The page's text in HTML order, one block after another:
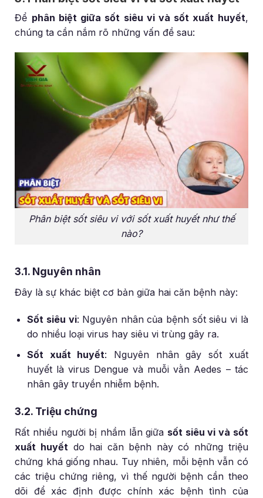
Để phân biệt giữa sốt siêu vi và sốt xuất huyết,
chúng ta cần nắm rõ những vấn đề sau:
Phân biệt sốt siêu vi với sốt xuất huyết như thế
nào?
3.1. Nguyên nhân
Đây là sự khác biệt cơ bản giữa hai căn bệnh này:
Sốt siêu vi: Nguyên nhân của bệnh sốt siêu vi là
do nhiều loại virus hay siêu vi trùng gây ra.
Sốt xuất huyết: Nguyên nhân gây sốt xuất
huyết là virus Dengue và muỗi vằn Aedes – tác
nhân gây truyền nhiễm bệnh.
3.2. Triệu chứng
Rất nhiều người bị nhầm lẫn giữa sốt siêu vi và sốt
xuất huyết do hai căn bệnh này có những triệu
chứng khá giống nhau. Tuy nhiên, mỗi bệnh vẫn có
các triệu chứng riêng, vì thế người bệnh cần theo
dõi để xác định được chính xác bệnh tình của